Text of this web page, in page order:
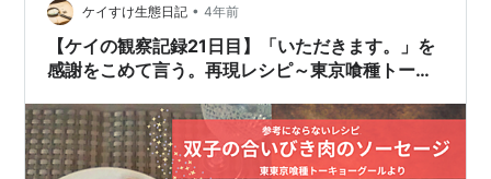
み、しっと…
ケイすけ生態日記 • 4年前
【ケイの観察記録21日目】「いただきます。」を
感謝をこめて言う。再現レシピ～東京喰種トーキ